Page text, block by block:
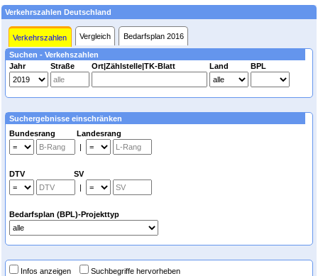
Verkehrszahlen Deutschland
Verkehrszahlen Vergleich Bedarfsplan 2016
Suchen - Verkehszahlen
Jahr
Straße Ort|Zählstelle|TK-Blatt Land BPL
Suchergebnisse einschränken
Bundesrang Landesrang
|
DTV SV
|
Bedarfsplan (BPL)-Projekttyp
Infos anzeigen Suchbegriffe hervorheben